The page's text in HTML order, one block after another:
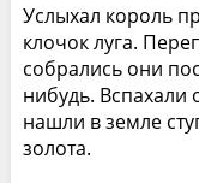
Услыхал король
клочок луга.
собрались они
нибудь. Вспахали
нашли в земле
золота.